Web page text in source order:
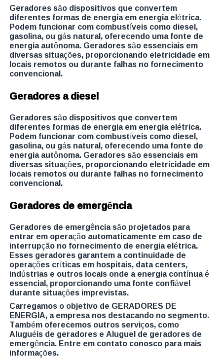
Geradores são dispositivos que convertem
diferentes formas de energia em energia elétrica.
Podem funcionar com combustíveis como diesel,
gasolina, ou gás natural, oferecendo uma fonte de
energia autônoma. Geradores são essenciais em
diversas situações, proporcionando eletricidade em
locais remotos ou durante falhas no fornecimento
convencional.
Geradores a diesel
Geradores são dispositivos que convertem
diferentes formas de energia em energia elétrica.
Podem funcionar com combustíveis como diesel,
gasolina, ou gás natural, oferecendo uma fonte de
energia autônoma. Geradores são essenciais em
diversas situações, proporcionando eletricidade em
locais remotos ou durante falhas no fornecimento
convencional.
Geradores de emergência
Geradores de emergência são projetados para
entrar em operação automaticamente em caso de
interrupção no fornecimento de energia elétrica.
Esses geradores garantem a continuidade de
operações críticas em hospitais, data centers,
indústrias e outros locais onde a energia contínua é
essencial, proporcionando uma fonte confiável
durante situações imprevistas.
Carregamos o objetivo de GERADORES DE
ENERGIA, a empresa nos destacando no segmento.
Também oferecemos outros serviços, como
Aluguéis de geradores e Aluguel de geradores de
emergência. Entre em contato conosco para mais
informações.